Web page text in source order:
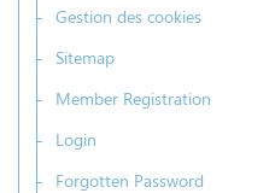
Gestion des cookies
Sitemap
Member Registration
Login
Forgotten Password